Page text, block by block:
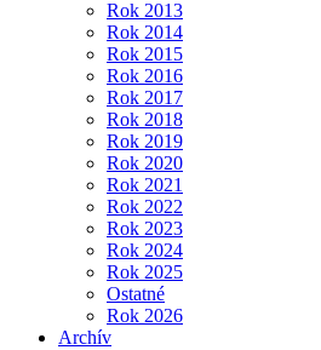
Rok 2013
Rok 2014
Rok 2015
Rok 2016
Rok 2017
Rok 2018
Rok 2019
Rok 2020
Rok 2021
Rok 2022
Rok 2023
Rok 2024
Rok 2025
Ostatné
Rok 2026
Archív